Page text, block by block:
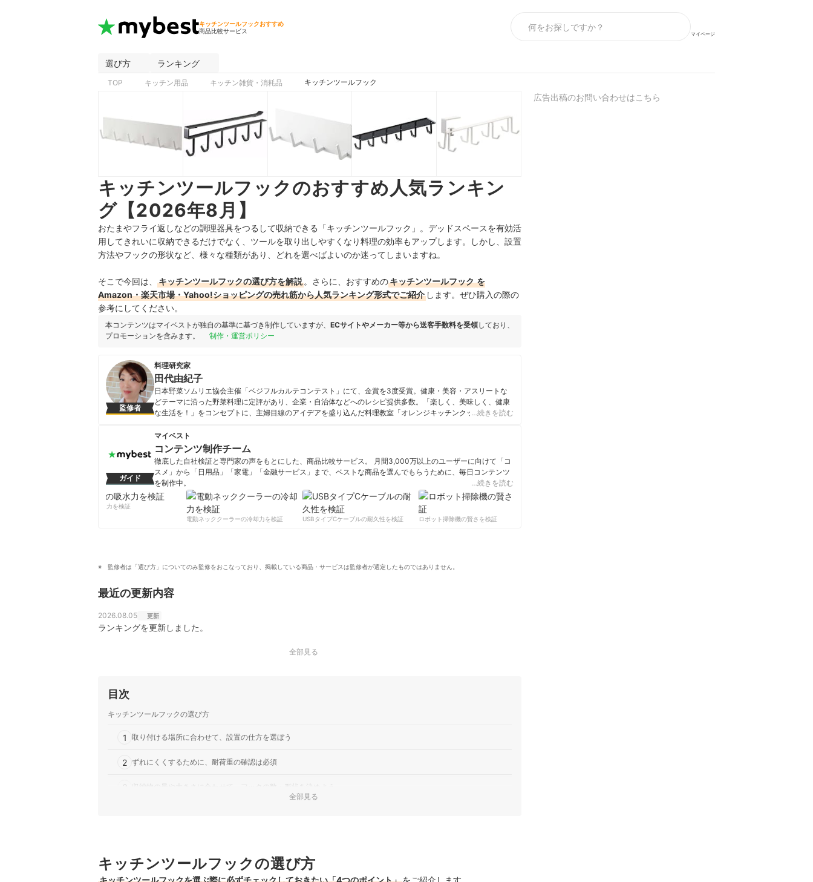
キッチンツールフックおすすめ
商品比較サービス
マイページ
選び方 ランキング
TOP キッチン用品 キッチン雑貨・消耗品 キッチンツールフック
キッチンツールフックのおすすめ人気ランキン
グ【2026年8月】
おたまやフライ返しなどの調理器具をつるして収納できる「キッチンツールフック」。デッドスペースを有効活
用してきれいに収納できるだけでなく、ツールを取り出しやすくなり料理の効率もアップします。しかし、設置
方法やフックの形状など、様々な種類があり、どれを選べばよいのか迷ってしまいますね。
そこで今回は、 キッチンツールフックの選び方を解説 。さらに、おすすめのキッチンツールフック を
Amazon・楽天市場・Yahoo!ショッピングの売れ筋から人気ランキング形式でご紹介 します。ぜひ購入の際の
参考にしてください。
本コンテンツはマイベストが独自の基準に基づき制作していますが、 ECサイトやメーカー等から送客手数料を受領しており、
プロモーションを含みます。
制作・運営ポリシー
監修者
料理研究家
田代由紀子
日本野菜ソムリエ協会主催「ベジフルカルテコンテスト」にて、金賞を3度受賞。健康・美容・アスリートな
どテーマに沿った野菜料理に定評があり、企業・自治体などへのレシピ提供多数。「楽しく、美味しく、健康
な生活を！」をコンセプトに、主婦目線のアイデアを盛り込んだ料理教室「オレンジキッチンクッキングスタ
売新聞ヨミドクターで今日の健康レシピ「田代由紀子のアスリートレシピ」を連載中。
田代由紀子のプロフィール
…続きを読む
ガイド
マイベスト
コンテンツ制作チーム
徹底した自社検証と専門家の声をもとにした、商品比較サービス。 月間3,000万以上のユーザーに向けて「コ
スメ」から「日用品」「家電」「金融サービス」まで、ベストな商品を選んでもらうために、毎日コンテンツ
を制作中。
コンテンツ制作チームのプロフィール
…続きを読む
柔軟剤の吸水力を検証
電動ネッククーラーの冷却力を検証
USBタイプCケーブルの耐久性を検証 ロボット掃除機の賢さを検証
監修者は「選び方」についてのみ監修をおこなっており、掲載している商品・サービスは監修者が選定したものではありません。
最近の更新内容
2026.08.05 更新
ランキングを更新しました。
全部見る
目次
キッチンツールフックの選び方
1 取り付ける場所に合わせて、設置の仕方を選ぼう
2 ずれにくくするために、耐荷重の確認は必須
3 収納物の量や大きさに合わせて、フックの数・形状を決めよう
キッチンツールフックの売れ筋ランキングもチェック！
全部見る
キッチンツールフックの選び方
広告出稿のお問い合わせはこちら